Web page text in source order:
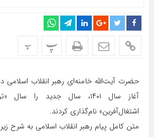
پ پ
حضرت آیت‌الله خامنه‌ای رهبر انقلاب اسلامی
آغاز سال ۱۴۰۱، سال جدید را
اشتغال‌آفرین» نام‌گذاری کردند.
متن کامل پیام رهبر انقلاب اسلامی به شرح